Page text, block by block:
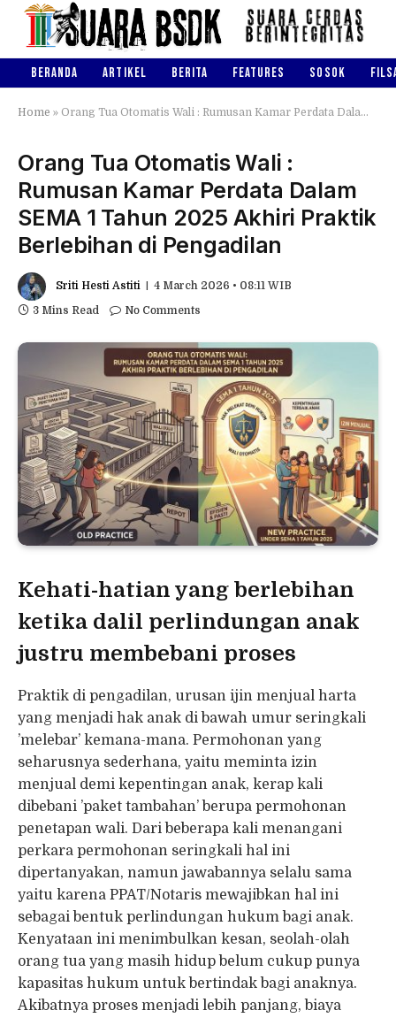
BERANDA ARTIKEL BERITA FEATURES SOSOK
Home » Orang Tua Otomatis Wali : Rumusan Kamar Perdata Dalam SEMA 1 Tahun 2025 Akhiri Praktik Berlebihan di Pengadilan
Orang Tua Otomatis Wali :
Rumusan Kamar Perdata Dalam
SEMA 1 Tahun 2025 Akhiri Praktik
Berlebihan di Pengadilan
Sriti Hesti Astiti
4 March 2026 • 08:11 WIB
3 Mins Read
No Comments
Kehati-hatian yang berlebihan
ketika dalil perlindungan anak
justru membebani proses
Praktik di pengadilan, urusan ijin menjual harta
yang menjadi hak anak di bawah umur seringkali
’melebar’ kemana-mana. Permohonan yang
seharusnya sederhana, yaitu meminta izin
menjual demi kepentingan anak, kerap kali
dibebani ’paket tambahan’ berupa permohonan
penetapan wali. Dari beberapa kali menangani
perkara permohonan seringkali hal ini
dipertanyakan, namun jawabannya selalu sama
yaitu karena PPAT/Notaris mewajibkan hal ini
sebagai bentuk perlindungan hukum bagi anak.
Kenyataan ini menimbulkan kesan, seolah-olah
orang tua yang masih hidup belum cukup punya
kapasitas hukum untuk bertindak bagi anaknya.
Akibatnya proses menjadi lebih panjang, biaya